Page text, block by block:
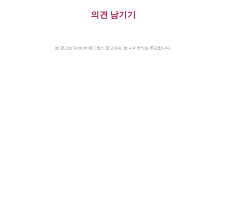
의견 남기기
본 광고는 Google 애드센스 광고이며, 본 사이트와는 무관합니다.